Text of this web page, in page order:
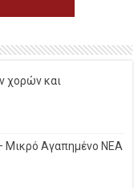
χορών και
Αγαπημένο NEΑ